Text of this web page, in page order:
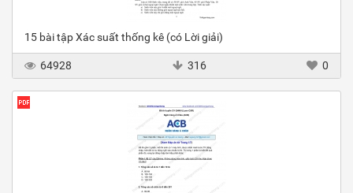
15 bài tập Xác suất thống kê (có Lời giải)
64928 316 0